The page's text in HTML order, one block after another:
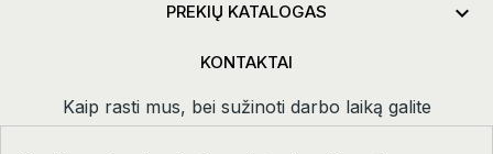
PREKIŲ KATALOGAS 
KONTAKTAI
Kaip rasti mus, bei sužinoti darbo laiką galite
paspauduskontaktai.